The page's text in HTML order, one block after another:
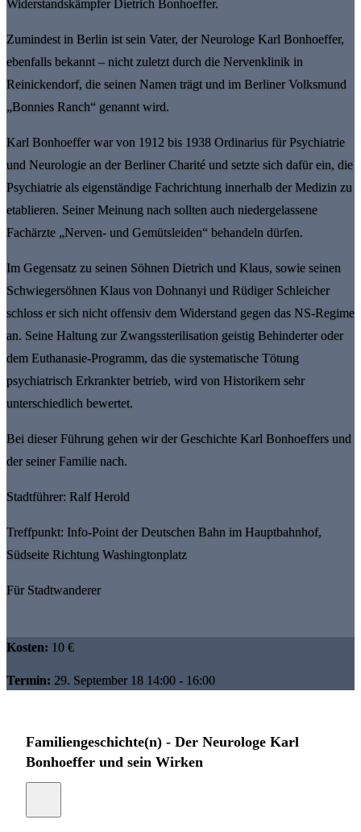
Widerstandskämpfer Dietrich Bonhoeffer.
Zumindest in Berlin ist sein Vater, der Neurologe Karl Bonhoeffer,
ebenfalls bekannt – nicht zuletzt durch die Nervenklinik in
Reinickendorf, die seinen Namen trägt und im Berliner Volksmund
„Bonnies Ranch“ genannt wird.
Karl Bonhoeffer war von 1912 bis 1938 Ordinarius für Psychiatrie
und Neurologie an der Berliner Charité und setzte sich dafür ein, die
Psychiatrie als eigenständige Fachrichtung innerhalb der Medizin zu
etablieren. Seiner Meinung nach sollten auch niedergelassene
Fachärzte „Nerven- und Gemütsleiden“ behandeln dürfen.
Im Gegensatz zu seinen Söhnen Dietrich und Klaus, sowie seinen
Schwiegersöhnen Klaus von Dohnanyi und Rüdiger Schleicher
schloss er sich nicht offensiv dem Widerstand gegen das NS-Regime
an. Seine Haltung zur Zwangssterilisation geistig Behinderter oder
dem Euthanasie-Programm, das die systematische Tötung
psychiatrisch Erkrankter betrieb, wird von Historikern sehr
unterschiedlich bewertet.
Bei dieser Führung gehen wir der Geschichte Karl Bonhoeffers und
der seiner Familie nach.
Stadtführer: Ralf Herold
Treffpunkt: Info-Point der Deutschen Bahn im Hauptbahnhof,
Südseite Richtung Washingtonplatz
Für Stadtwanderer
Kosten: 10 €
Termin: 29. September 18 14:00 - 16:00
Familiengeschichte(n) - Der Neurologe Karl
Bonhoeffer und sein Wirken